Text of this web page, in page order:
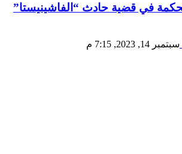
في قضية حادث “الفاشينيستا”
سبتمبر 14, 2023, 7:15 م